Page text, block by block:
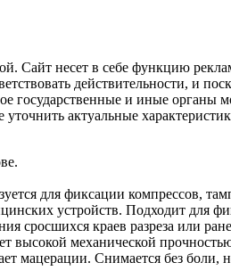
Сайт несет в себе функцию
действительности, и
государственные и иные органы
актуальные
для фиксации компрессов,
устройств. Подходит для
сросшихся краев разреза или
высокой механической
мацерации. Снимается без боли,